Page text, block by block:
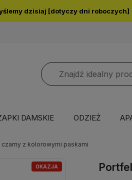
dzisiaj [dotyczy dni roboczych]
DAMSKIE ODZIEŻ
z kolorowymi paskami
OKAZJA